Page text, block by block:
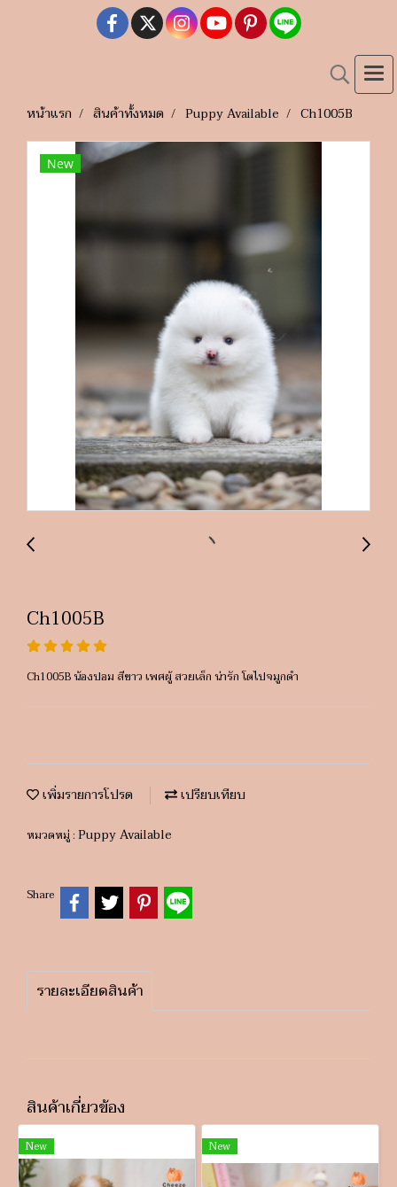
หน้าแรก สินค้าทั้งหมด Puppy Available Ch1005B
New
Ch1005B
Ch1005B น้องปอม สีขาว เพศผู้ สวยเล็ก น่ารัก โตไปจมูกดำ
เพิ่มรายการโปรด เปรียบเทียบ
หมวดหมู่ : Puppy Available
Share
รายละเอียดสินค้า
สินค้าเกี่ยวข้อง
New New